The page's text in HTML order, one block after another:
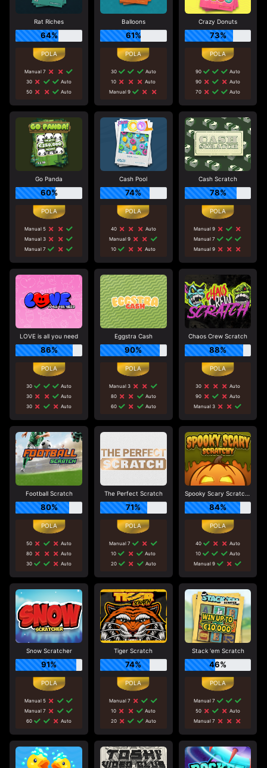
Rat Riches
64%
Manual 7
30
Auto
50
Auto
Balloons
61%
30
Auto
10
Auto
Manual 9
Crazy Donuts
73%
90
Auto
90
Auto
70
Auto
Go Panda
60%
Manual 5
Manual 3
Manual 7
Cash Pool
74%
40
Auto
Manual 9
10
Auto
Cash Scratch
78%
Manual 9
Manual 7
Manual 9
LOVE is all you need
86%
30
Auto
30
Auto
30
Auto
Eggstra Cash
90%
Manual 3
80
Auto
60
Auto
Chaos Crew Scratch
88%
30
Auto
90
Auto
Manual 3
Football Scratch
80%
50
Auto
80
Auto
30
Auto
The Perfect Scratch
71%
Manual 7
10
Auto
20
Auto
Spooky Scary Scratchy
84%
40
Auto
10
Auto
Manual 9
Snow Scratcher
91%
Manual 5
Manual 7
60
Auto
Tiger Scratch
74%
Manual 7
10
Auto
20
Auto
Stack 'em Scratch
46%
Manual 7
50
Auto
Manual 7